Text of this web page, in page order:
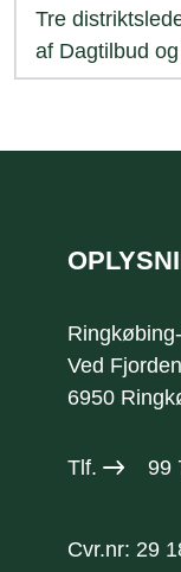
Tre
af Dagtilbud
Ved
6950
Tlf. 99
Cvr.nr: 29